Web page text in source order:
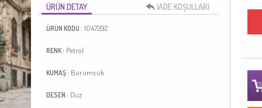
ÜRÜN DETAY İADE KOŞULLARI
ÜRÜN KODU : 1047292
RENK : Petrol
KUMAŞ : Bürümcük
DESEN : Düz